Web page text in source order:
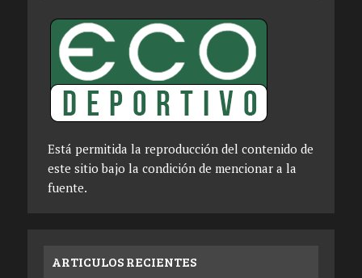
Está permitida la reproducción del contenido de
este sitio bajo la condición de mencionar a la
fuente.
ARTICULOS RECIENTES